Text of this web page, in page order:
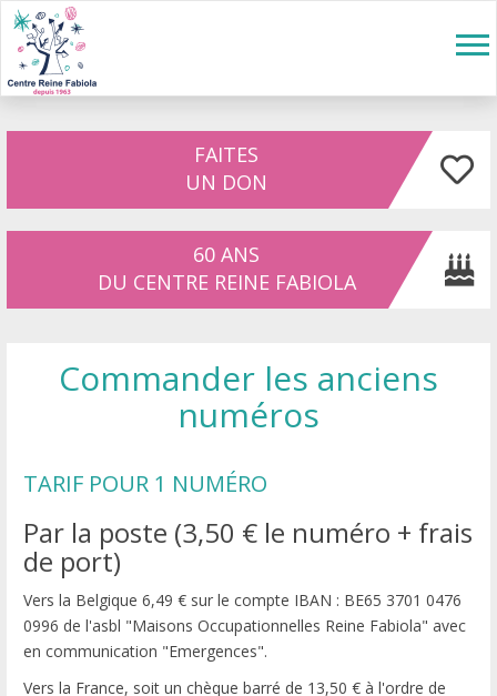
Aller au contenu principal
FAITES
UN DON
60 ANS
DU CENTRE REINE FABIOLA
Commander les anciens
numéros
TARIF POUR 1 NUMÉRO
Par la poste (3,50 € le numéro + frais
de port)
Vers la Belgique 6,49 € sur le compte IBAN : BE65 3701 0476
0996 de l'asbl "Maisons Occupationnelles Reine Fabiola" avec
en communication "Emergences".
Vers la France, soit un chèque barré de 13,50 € à l'ordre de